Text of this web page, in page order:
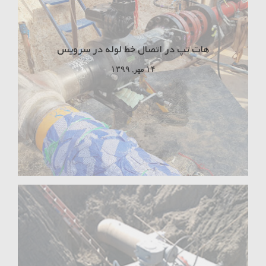
هات تپ در اتصال خط لوله در سرویس
۱۴ مهر, ۱۳۹۹